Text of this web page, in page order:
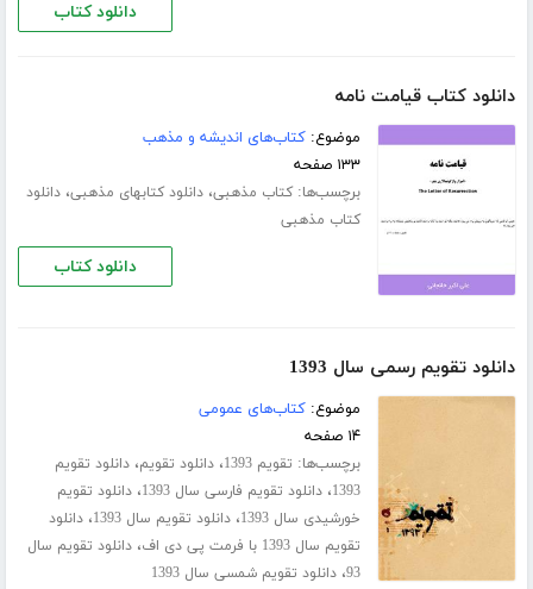
دانلود کتاب
دانلود کتاب قیامت نامه
موضوع:کتاب‌های اندیشه و مذهب
۱۳۳ صفحه
برچسب‌ها:کتاب مذهبی،دانلود کتابهای مذهبی،دانلود
کتاب مذهبی
دانلود کتاب
دانلود تقویم رسمی سال 1393
موضوع:کتاب‌های عمومی
۱۴ صفحه
برچسب‌ها: تقویم 1393 ،دانلود تقویم،دانلود تقویم
1393،دانلود تقویم فارسی سال 1393 ،دانلود تقویم
خورشیدی سال 1393
،دانلود تقویم سال 1393 ،دانلود
تقویم سال 1393 با فرمت پی دی اف
،دانلود تقویم سال
93،دانلود تقویم شمسی سال 1393